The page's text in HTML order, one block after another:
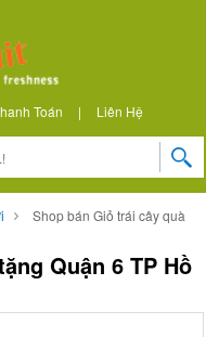
Toán | Liên Hệ
Shop bán Giỏ trái cây quà
Quận 6 TP Hồ